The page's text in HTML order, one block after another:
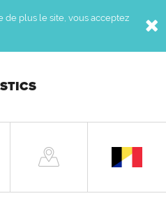
de plus le site, vous acceptez